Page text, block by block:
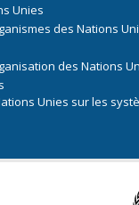
Unies
des Nations
des Nations
Unies sur les